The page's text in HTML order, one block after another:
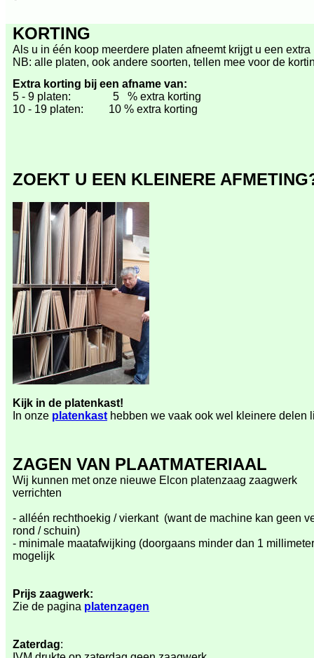
KORTING
Als u in één koop meerdere platen afneemt krijgt u een extra
NB: alle platen, ook andere soorten, tellen mee voor de
Extra korting bij een afname van:
5 - 9 platen: 5 % extra korting
10 - 19 platen: 10 % extra korting